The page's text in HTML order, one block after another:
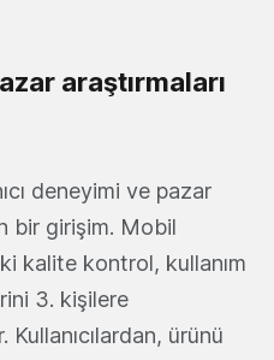
araştırmaları
deneyimi ve pazar
bir girişim. Mobil
kalite kontrol, kullanım
3. kişilere
Kullanıcılardan, ürünü